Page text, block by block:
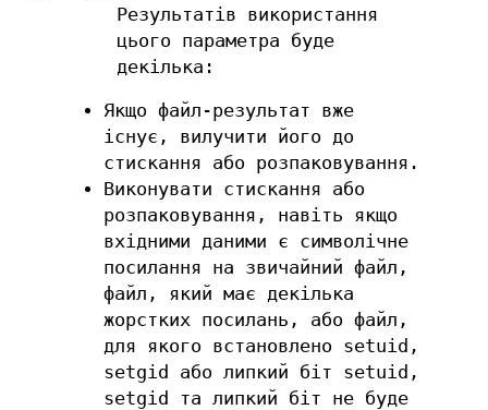
Результатів використання
цього параметра буде
декілька:
Якщо файл-результат вже
існує, вилучити його до
стискання або розпаковування.
Виконувати стискання або
розпаковування, навіть якщо
вхідними даними є символічне
посилання на звичайний файл,
файл, який має декілька
жорстких посилань, або файл,
для якого встановлено setuid,
setgid або липкий біт setuid,
setgid та липкий біт не буде